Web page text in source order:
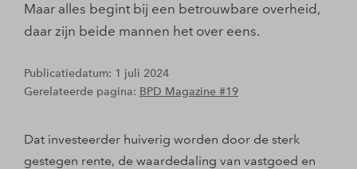
Maar alles begint bij een betrouwbare overheid,
daar zijn beide mannen het over eens.
Publicatiedatum: 1 juli 2024
Gerelateerde pagina: BPD Magazine #19
Dat investeerder huiverig worden door de sterk
gestegen rente, de waardedaling van vastgoed en